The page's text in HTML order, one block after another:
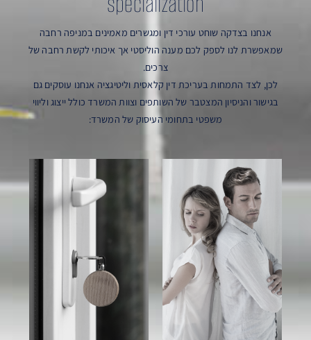
אנחנו בצדקה שוחט עורכי דין ומגשרים מאמינים במניפה רחבה
שמאפשרת לנו לספק לכם מענה הוליסטי אך איכותי לקשת רחבה של
צרכים.
לכן, לצד התמחות בעריכת דין קלאסית וליטיגציה אנחנו עוסקים גם
בגישור והניסיון המצטבר של השותפים וצוות המשרד כולל ייצוג וליווי
משפטי בתחומי העיסוק של המשרד: